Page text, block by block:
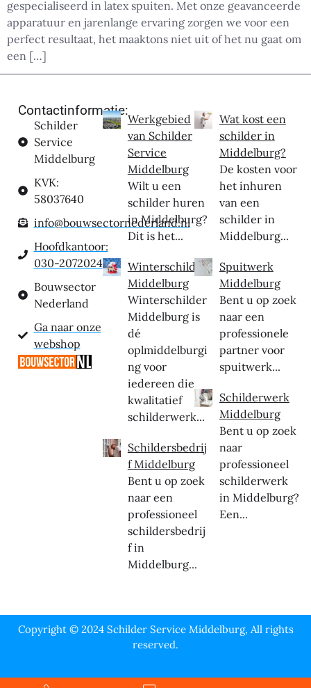
gespecialiseerd in latex spuiten. Met onze geavanceerde
apparatuur en jarenlange ervaring zorgen we voor een
perfect resultaat, het maaktons niet uit of het nu gaat om
een […]
Contactinformatie:
Schilder
Service
Middelburg
KVK:
58037640
info@bouwsectornederland.nl
Hoofdkantoor:
030-2072024
Bouwsector
Nederland
Ga naar onze
webshop
Werkgebied
van Schilder
Service
Middelburg
Wilt u een
schilder huren
in Middelburg?
Dit is het...
Winterschilder
Middelburg
Winterschilder
Middelburg is
dé
oplmiddelburgi
ng voor
iedereen die
kwalitatief
schilderwerk...
Schildersbedrij
f Middelburg
Bent u op zoek
naar een
professioneel
schildersbedrij
f in
Middelburg...
Wat kost een
schilder in
Middelburg?
De kosten voor
het inhuren
van een
schilder in
Middelburg...
Spuitwerk
Middelburg
Bent u op zoek
naar een
professionele
partner voor
spuitwerk...
Schilderwerk
Middelburg
Bent u op zoek
naar
professioneel
schilderwerk
in Middelburg?
Een...
Copyright © 2024 Schilder Service Middelburg, All rights
reserved.